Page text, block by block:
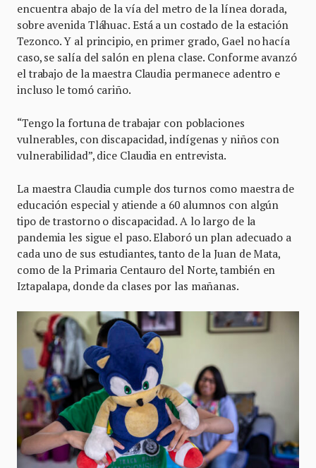
encuentra abajo de la vía del metro de la línea dorada,
sobre avenida Tláhuac. Está a un costado de la estación
Tezonco. Y al principio, en primer grado, Gael no hacía
caso, se salía del salón en plena clase. Conforme avanzó
el trabajo de la maestra Claudia permanece adentro e
incluso le tomó cariño.
“Tengo la fortuna de trabajar con poblaciones
vulnerables, con discapacidad, indígenas y niños con
vulnerabilidad”, dice Claudia en entrevista.
La maestra Claudia cumple dos turnos como maestra de
educación especial y atiende a 60 alumnos con algún
tipo de trastorno o discapacidad. A lo largo de la
pandemia les sigue el paso. Elaboró un plan adecuado a
cada uno de sus estudiantes, tanto de la Juan de Mata,
como de la Primaria Centauro del Norte, también en
Iztapalapa, donde da clases por las mañanas.